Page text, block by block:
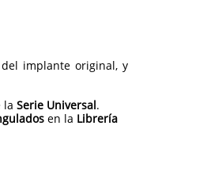
implante original, y
la Serie Universal.
en la Librería